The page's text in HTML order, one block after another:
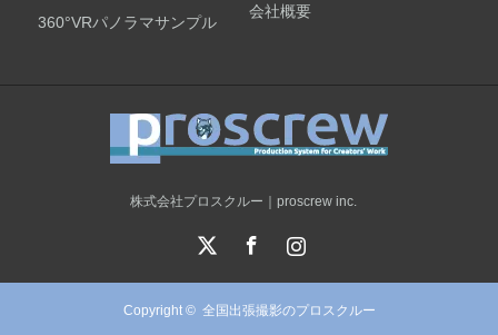
360°VRパノラマサンプル
会社概要
株式会社プロスクルー｜proscrew inc.
Instagram
Copyright © 全国出張撮影のプロスクルー